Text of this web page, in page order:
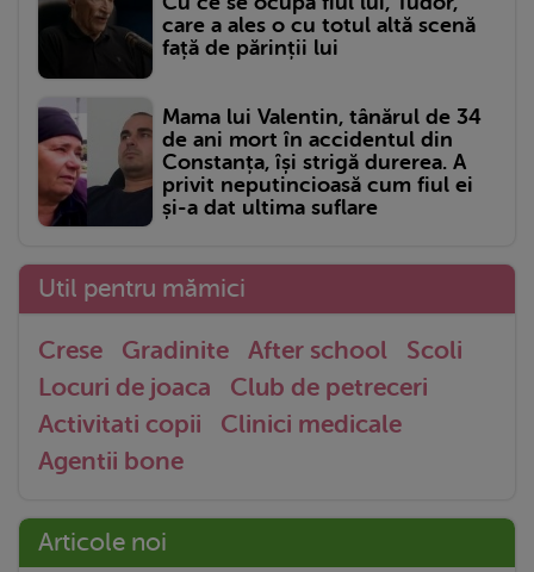
care a ales o cu totul altă scenă
față de părinții lui
Mama lui Valentin, tânărul de 34
de ani mort în accidentul din
Constanța, își strigă durerea. A
privit neputincioasă cum fiul ei
și-a dat ultima suflare
Util pentru mămici
Crese Gradinite After school
Scoli
Locuri de joaca
Club de petreceri
Activitati copii
Clinici medicale
Agentii bone
Articole noi